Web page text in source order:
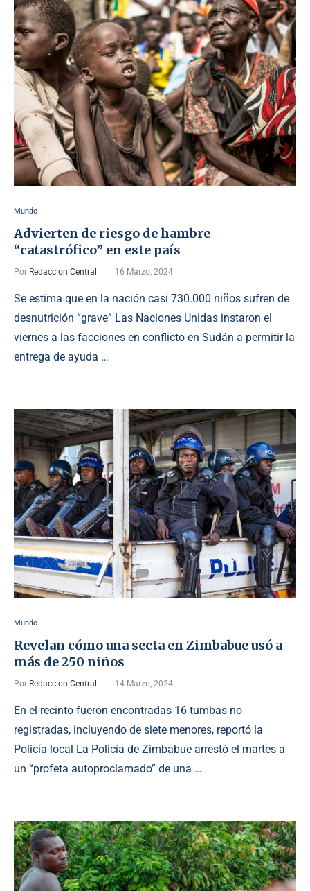
Mundo
Advierten de riesgo de hambre
“catastrófico” en este país
Por Redaccion Central 16 Marzo, 2024
Se estima que en la nación casi 730.000 niños sufren de
desnutrición “grave” Las Naciones Unidas instaron el
viernes a las facciones en conflicto en Sudán a permitir la
entrega de ayuda …
Mundo
Revelan cómo una secta en Zimbabue usó a
más de 250 niños
Por Redaccion Central 14 Marzo, 2024
En el recinto fueron encontradas 16 tumbas no
registradas, incluyendo de siete menores, reportó la
Policía local La Policía de Zimbabue arrestó el martes a
un “profeta autoproclamado” de una …